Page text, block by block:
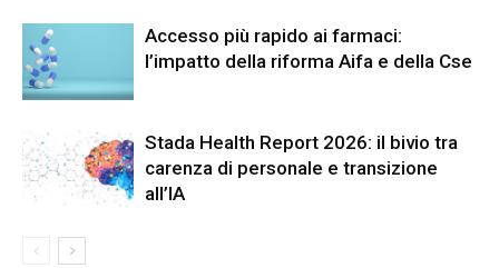
Accesso più rapido ai farmaci:
l’impatto della riforma Aifa e della Cse
Stada Health Report 2026: il bivio tra
carenza di personale e transizione
all’IA